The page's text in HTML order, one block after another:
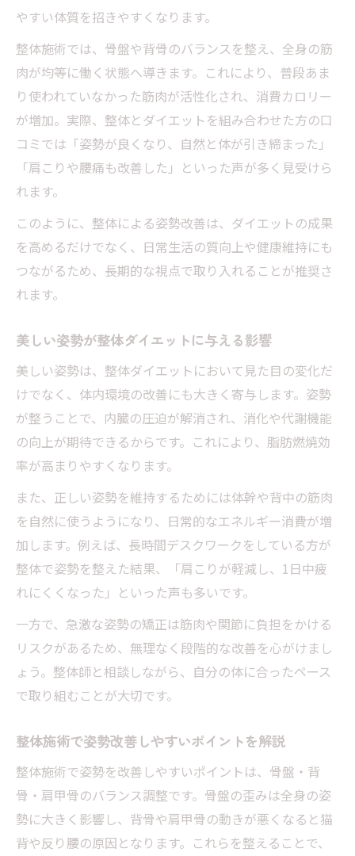
やすい体質を招きやすくなります。
整体施術では、骨盤や背骨のバランスを整え、全身の筋
肉が均等に働く状態へ導きます。これにより、普段あま
り使われていなかった筋肉が活性化され、消費カロリー
が増加。実際、整体とダイエットを組み合わせた方の口
コミでは「姿勢が良くなり、自然と体が引き締まった」
「肩こりや腰痛も改善した」といった声が多く見受けら
れます。
このように、整体による姿勢改善は、ダイエットの成果
を高めるだけでなく、日常生活の質向上や健康維持にも
つながるため、長期的な視点で取り入れることが推奨さ
れます。
美しい姿勢が整体ダイエットに与える影響
美しい姿勢は、整体ダイエットにおいて見た目の変化だ
けでなく、体内環境の改善にも大きく寄与します。姿勢
が整うことで、内臓の圧迫が解消され、消化や代謝機能
の向上が期待できるからです。これにより、脂肪燃焼効
率が高まりやすくなります。
また、正しい姿勢を維持するためには体幹や背中の筋肉
を自然に使うようになり、日常的なエネルギー消費が増
加します。例えば、長時間デスクワークをしている方が
整体で姿勢を整えた結果、「肩こりが軽減し、1日中疲
れにくくなった」といった声も多いです。
一方で、急激な姿勢の矯正は筋肉や関節に負担をかける
リスクがあるため、無理なく段階的な改善を心がけまし
ょう。整体師と相談しながら、自分の体に合ったペース
で取り組むことが大切です。
整体施術で姿勢改善しやすいポイントを解説
整体施術で姿勢を改善しやすいポイントは、骨盤・背
骨・肩甲骨のバランス調整です。骨盤の歪みは全身の姿
勢に大きく影響し、背骨や肩甲骨の動きが悪くなると猫
背や反り腰の原因となります。これらを整えることで、